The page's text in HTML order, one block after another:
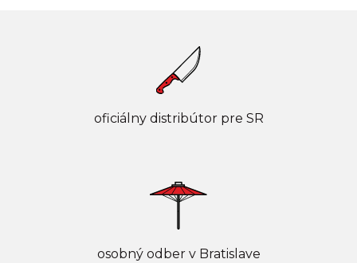
oficiálny distribútor pre SR
osobný odber v Bratislave